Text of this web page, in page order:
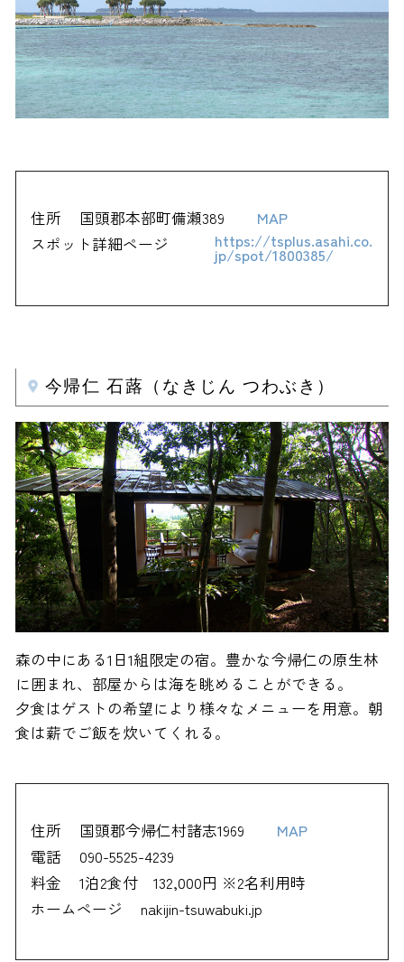
住所 国頭郡本部町備瀬389
MAP
スポット詳細ページ
https://tsplus.asahi.co.
jp/spot/1800385/
今帰仁 石蕗（なきじん つわぶき）
森の中にある1日1組限定の宿。豊かな今帰仁の原生林
に囲まれ、部屋からは海を眺めることができる。
夕食はゲストの希望により様々なメニューを用意。朝
食は薪でご飯を炊いてくれる。
住所 国頭郡今帰仁村諸志1969
MAP
電話
090-5525-4239
料金
1泊2食付 132,000円 ※2名利用時
ホームページ
nakijin-tsuwabuki.jp